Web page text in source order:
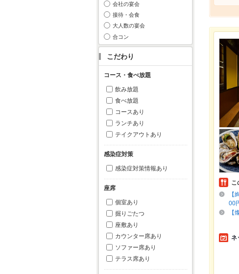
会社の宴会
接待・会食
大人数の宴会
合コン
こだわり
コース・食べ放題
飲み放題
食べ放題
コースあり
ランチあり
テイクアウトあり
感染症対策
感染症対策情報あり
座席
個室あり
掘りごたつ
座敷あり
カウンター席あり
ソファー席あり
テラス席あり
こ
00
ネ